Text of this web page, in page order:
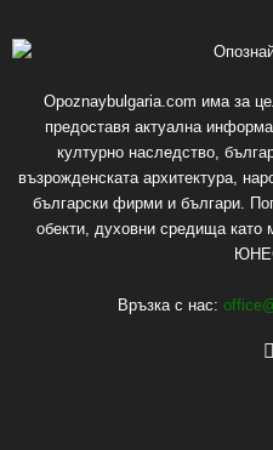
Opoznaybulgaria.com има за
предоставя актуална
културно наследство,
възрожденската архитектура,
български фирми и българи.
обекти, духовни средища като
Връзка с нас: